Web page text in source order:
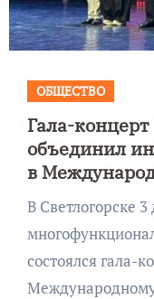
ОБЩЕСТВО
Гала-концерт
объединил
в
В Светлогорске 3 декабря на сцене
состоялся гала-